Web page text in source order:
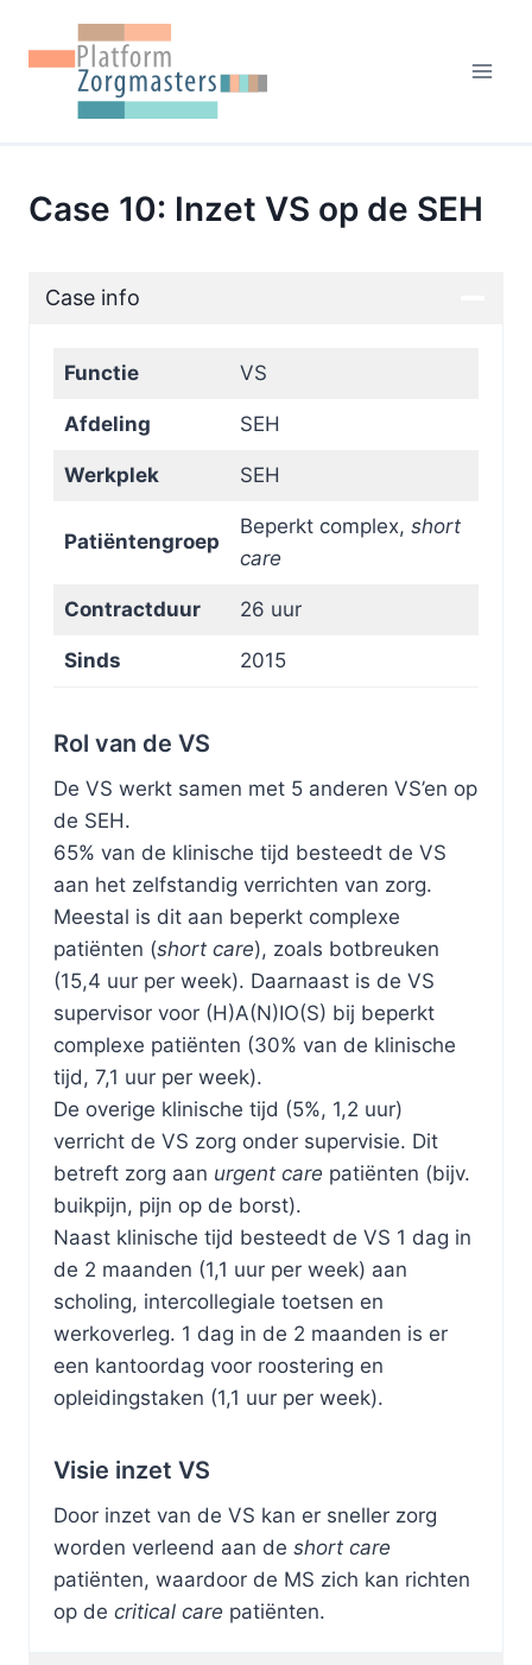
naar
Case 10: Inzet VS op de SEH
Case info
Functie VS
Afdeling SEH
Werkplek SEH
Patiëntengroep
Beperkt complex, short
care
Contractduur 26 uur
Sinds 2015
Rol van de VS
De VS werkt samen met 5 anderen VS’en op
de SEH.
65% van de klinische tijd besteedt de VS
aan het zelfstandig verrichten van zorg.
Meestal is dit aan beperkt complexe
patiënten (short care), zoals botbreuken
(15,4 uur per week). Daarnaast is de VS
supervisor voor (H)A(N)IO(S) bij beperkt
complexe patiënten (30% van de klinische
tijd, 7,1 uur per week).
De overige klinische tijd (5%, 1,2 uur)
verricht de VS zorg onder supervisie. Dit
betreft zorg aan urgent care patiënten (bijv.
buikpijn, pijn op de borst).
Naast klinische tijd besteedt de VS 1 dag in
de 2 maanden (1,1 uur per week) aan
scholing, intercollegiale toetsen en
werkoverleg. 1 dag in de 2 maanden is er
een kantoordag voor roostering en
opleidingstaken (1,1 uur per week).
Visie inzet VS
Door inzet van de VS kan er sneller zorg
worden verleend aan de short care
patiënten, waardoor de MS zich kan richten
op de critical care patiënten.